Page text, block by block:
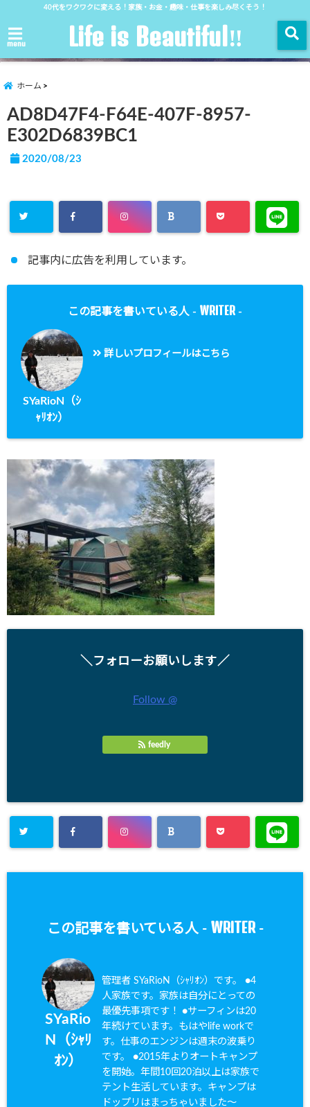
40代をワクワクに変える！家族・お金・趣味・仕事を楽しみ尽くそう！
menu Life is Beautiful‼︎
ホーム
AD8D47F4-F64E-407F-8957-
E302D6839BC1
2020/08/23
記事内に広告を利用しています。
この記事を書いている人 - WRITER -
SYaRioN（ｼ
ｬﾘｵﾝ）
詳しいプロフィールはこちら
＼フォローお願いします／
Follow @
feedly
この記事を書いている人 - WRITER-
SYaRio
N（ｼｬﾘ
ｵﾝ）
管理者 SYaRioN（ｼｬﾘｵﾝ）です。 ●4
人家族です。家族は自分にとっての
最優先事項です！ ●サーフィンは20
年続けています。もはやlife workで
す。仕事のエンジンは週末の波乗り
です。 ●2015年よりオートキャンプ
を開始。年間10回20泊以上は家族で
テント生活しています。キャンプは
ドップリはまっちゃいました〜